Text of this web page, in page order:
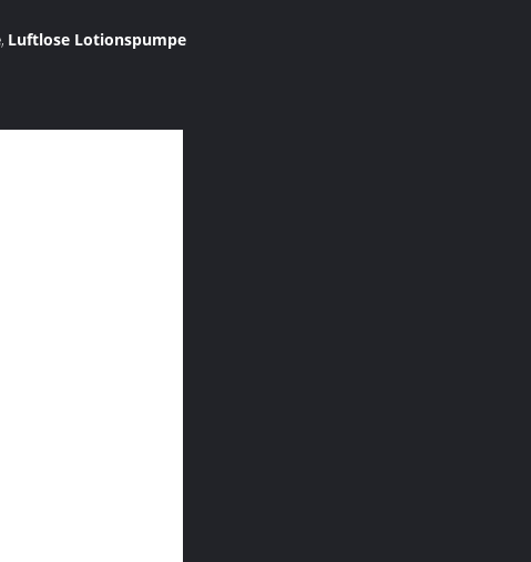
, Luftlose Lotionspumpe